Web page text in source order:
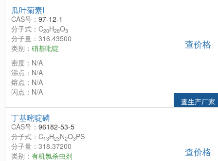
瓜叶菊素I
CAS号： 97-12-1
分子式：C20H28O3
分子量：316.43500
类别： 硝基吡啶
密度：N/A
沸点：N/A
熔点：N/A
闪点：N/A
查价格
查生产厂家
丁基嘧啶磷
CAS号： 96182-53-5
分子式：C13H23N2O3PS
分子量：318.37200
类别： 有机氯杀虫剂
查价格